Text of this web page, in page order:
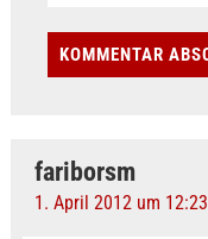
fariborsm
1. April 2012 um 12:23